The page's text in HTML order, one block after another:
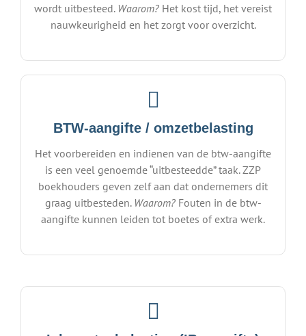
wordt uitbesteed. Waarom? Het kost tijd, het vereist
nauwkeurigheid en het zorgt voor overzicht.
BTW-aangifte / omzetbelasting
Het voorbereiden en indienen van de btw-aangifte
is een veel genoemde “uitbesteedde” taak. ZZP
boekhouders geven zelf aan dat ondernemers dit
graag uitbesteden. Waarom?Fouten in de btw-
aangifte kunnen leiden tot boetes of extra werk.